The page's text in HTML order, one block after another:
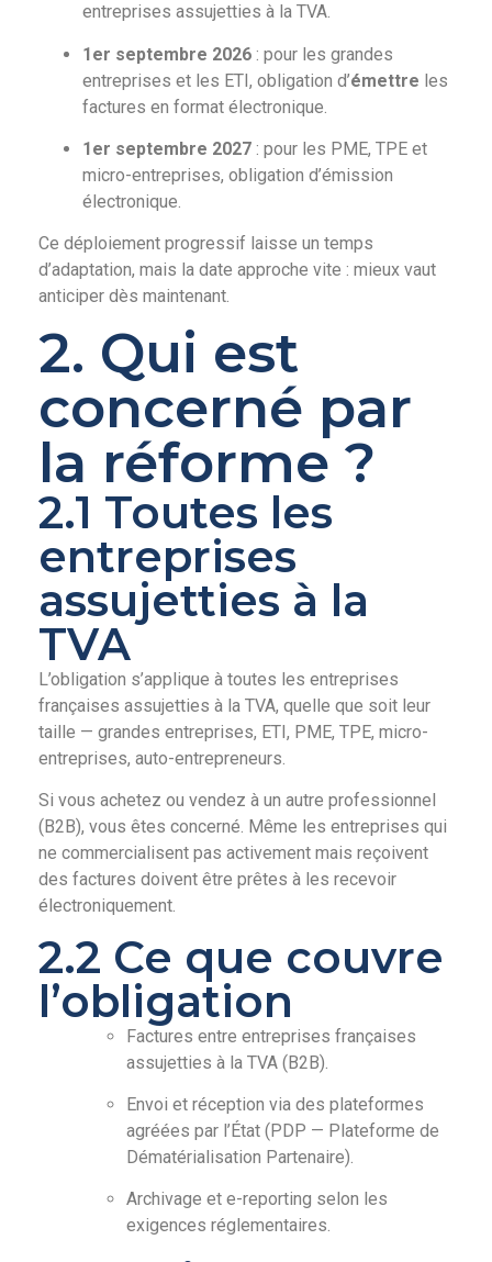
entreprises assujetties à la TVA.
1er septembre 2026 : pour les grandes
entreprises et les ETI, obligation d’émettre les
factures en format électronique.
1er septembre 2027 : pour les PME, TPE et
micro-entreprises, obligation d’émission
électronique.
Ce déploiement progressif laisse un temps
d’adaptation, mais la date approche vite : mieux vaut
anticiper dès maintenant.
2. Qui est
concerné par
la réforme ?
2.1 Toutes les
entreprises
assujetties à la
TVA
L’obligation s’applique à toutes les entreprises
françaises assujetties à la TVA, quelle que soit leur
taille — grandes entreprises, ETI, PME, TPE, micro-
entreprises, auto-entrepreneurs.
Si vous achetez ou vendez à un autre professionnel
(B2B), vous êtes concerné. Même les entreprises qui
ne commercialisent pas activement mais reçoivent
des factures doivent être prêtes à les recevoir
électroniquement.
2.2 Ce que couvre
l’obligation
Factures entre entreprises françaises
assujetties à la TVA (B2B).
Envoi et réception via des plateformes
agréées par l’État (PDP — Plateforme de
Dématérialisation Partenaire).
Archivage et e-reporting selon les
exigences réglementaires.